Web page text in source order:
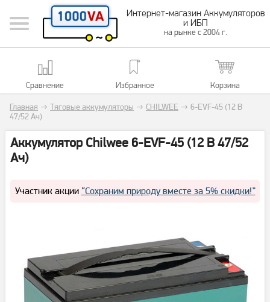
Интернет-магазин Аккумуляторов
и ИБП
на рынке с 2004 г.
Сравнение Избранное Корзина
Главная → Тяговые аккумуляторы → CHILWEE → 6-EVF-45 (12 В
47/52 Ач)
Аккумулятор Chilwee 6-EVF-45 (12 В 47/52
Ач)
Участник акции “Сохраним природу вместе за 5% скидки!”